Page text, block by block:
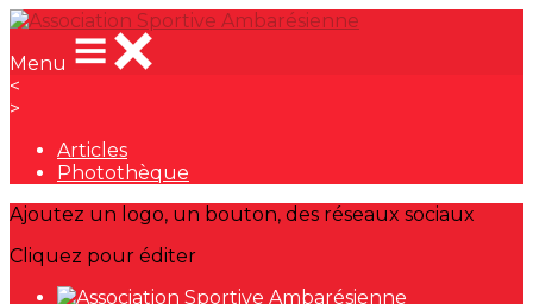
Menu
<
>
Articles
Photothèque
Ajoutez un logo, un bouton, des réseaux sociaux
Cliquez pour éditer